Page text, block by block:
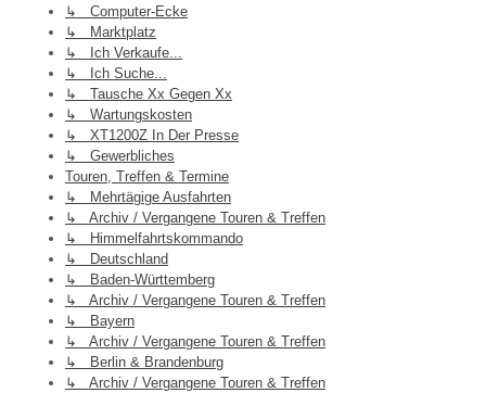
↳ Computer-Ecke
↳ Marktplatz
↳ Ich Verkaufe...
↳ Ich Suche...
↳ Tausche Xx Gegen Xx
↳ Wartungskosten
↳ XT1200Z In Der Presse
↳ Gewerbliches
Touren, Treffen & Termine
↳ Mehrtägige Ausfahrten
↳ Archiv / Vergangene Touren & Treffen
↳ Himmelfahrtskommando
↳ Deutschland
↳ Baden-Württemberg
↳ Archiv / Vergangene Touren & Treffen
↳ Bayern
↳ Archiv / Vergangene Touren & Treffen
↳ Berlin & Brandenburg
↳ Archiv / Vergangene Touren & Treffen